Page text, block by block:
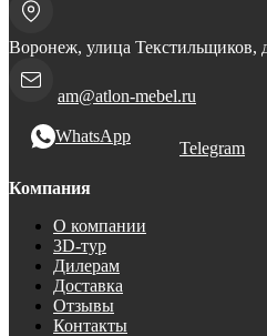
Воронеж, улица Текстильщиков,
am@atlon-mebel.ru
WhatsApp
Telegram
Компания
О компании
3D-тур
Дилерам
Доставка
Отзывы
Контакты